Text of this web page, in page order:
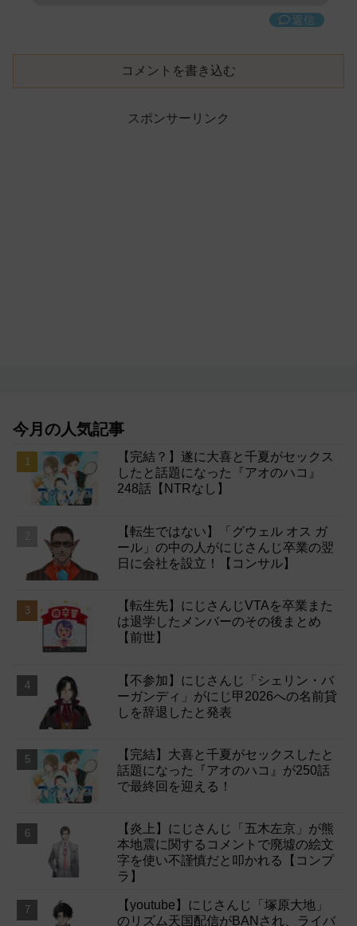
返信
コメントを書き込む
スポンサーリンク
今月の人気記事
【完結？】遂に大喜と千夏がセックス
したと話題になった『アオのハコ』
248話【NTRなし】
【転生ではない】「グウェル オス ガ
ール」の中の人がにじさんじ卒業の翌
日に会社を設立！【コンサル】
【転生先】にじさんじVTAを卒業また
は退学したメンバーのその後まとめ
【前世】
【不参加】にじさんじ「シェリン・バ
ーガンディ」がにじ甲2026への名前貸
しを辞退したと発表
【完結】大喜と千夏がセックスしたと
話題になった『アオのハコ』が250話
で最終回を迎える！
【炎上】にじさんじ「五木左京」が熊
本地震に関するコメントで廃墟の絵文
字を使い不謹慎だと叩かれる【コンプ
ラ】
【youtube】にじさんじ「塚原大地」
のリズム天国配信がBANされ、ライバ